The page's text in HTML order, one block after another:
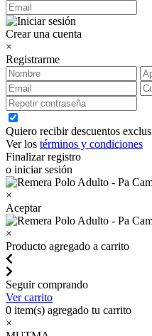
Crear una cuenta
×
Registrarme
Quiero recibir descuentos
Ver los términos y condiciones
Finalizar registro
o iniciar sesión
×
Aceptar
×
Producto agregado a carrito
Seguir comprando
Ver carrito
0 item(s) agregado tu carrito
×